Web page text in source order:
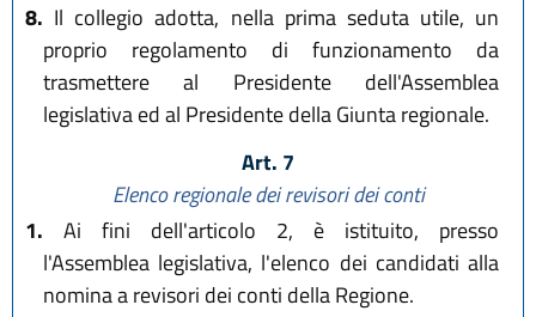
8. Il collegio adotta, nella prima seduta utile, un
proprio regolamento di funzionamento da
trasmettere al Presidente dell'Assemblea
legislativa ed al Presidente della Giunta regionale.
Art. 7
Elenco regionale dei revisori dei conti
1. Ai fini dell'articolo 2, è istituito, presso
l'Assemblea legislativa, l'elenco dei candidati alla
nomina a revisori dei conti della Regione.